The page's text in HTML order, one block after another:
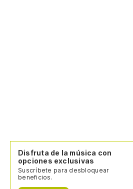
Disfruta de la música con
opciones exclusivas
Suscríbete para desbloquear
beneficios.